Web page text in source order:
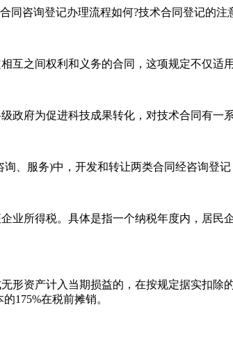
同咨询登记办理流程如何?技术合同登记的注
互之间权利和义务的合同，这项规定不仅适
政府为促进科技成果转化，对技术合同有一
、服务)中，开发和转让两类合同经咨询登
业所得税。具体是指一个纳税年度内，居
形资产计入当期损益的，在按规定据实扣除
175%在税前摊销。